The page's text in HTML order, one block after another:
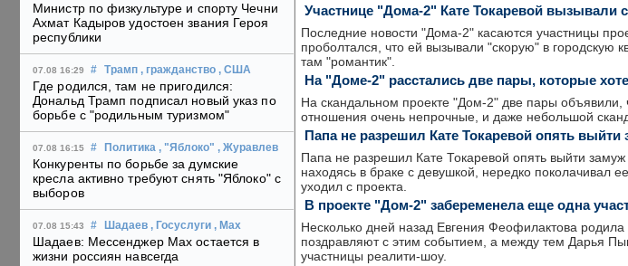
Министр по физкультуре и спорту Чечни
Ахмат Кадыров удостоен звания Героя
республики
07.08 16:29 # Трамп , гражданство , США
Где родился, там не пригодился:
Дональд Трамп подписал новый указ по
борьбе с "родильным туризмом"
07.08 16:15 # Политика , "Яблоко" , Журавлев
Конкуренты по борьбе за думские
кресла активно требуют снять "Яблоко" с
выборов
07.08 15:43 # Шадаев , Госуслуги , Max
Шадаев: Мессенджер Max остается в
жизни россиян навсегда
Участнице "Дома-2" Кате Токаревой вызывали
Последние новости "Дома-2" касаются участницы
проболтался, что ей вызывали "скорую" в
там "романтик".
На "Доме-2" расстались две пары, которые
На скандальном проекте "Дом-2" две пары объявили,
отношения очень непрочные, и даже небольшой
Папа не разрешил Кате Токаревой опять выйти
Папа не разрешил Кате Токаревой опять выйти
находясь в браке с девушкой, нередко поколачивал
уходил с проекта.
В проекте "Дом-2" забеременела еще одна
Несколько дней назад Евгения Феофилактова
поздравляют с этим событием, а между тем Дарья
участницы реалити-шоу.